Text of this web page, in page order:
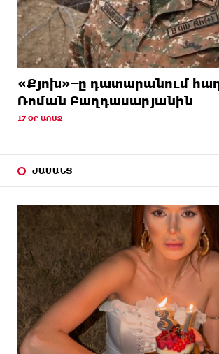
«Քյոխ»–ը դատարանում
Ռոման Բաղդասարյանին
17 ՕՐ ԱՌԱՋ
ԺԱՄԱՆՑ